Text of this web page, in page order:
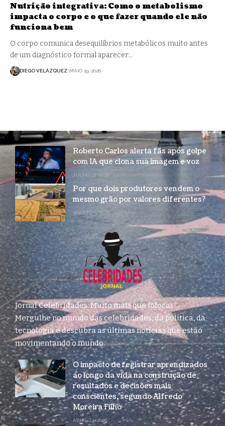
Nutrição integrativa: Como o metabolismo
impacta o corpo e o que fazer quando ele não
funciona bem
O corpo comunica desequilíbrios metabólicos muito antes
de um diagnóstico formal aparecer…
DIEGO VELÁZQUEZ MAIO 19, 2026
Roberto Carlos alerta fãs após golpe
com IA que clona sua imagem e voz
JULHO 27, 2026
Por que dois produtores vendem o
mesmo grão por valores diferentes?
AGOSTO 5, 2026
Jornal Celebridades: Muito mais que fofocas!
Mergulhe no mundo das celebridades, da política, da
tecnologia e descubra as últimas notícias que estão
movimentando o mundo.
O impacto de registrar aprendizados
ao longo da vida na construção de
resultados e decisões mais
conscientes, segundo Alfredo
Moreira Filho
ABRIL 24, 2026